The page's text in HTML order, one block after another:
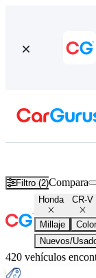
Filtro (2)Compara
Honda CR-V
Millaje Color
Nuevos/
420 vehículos